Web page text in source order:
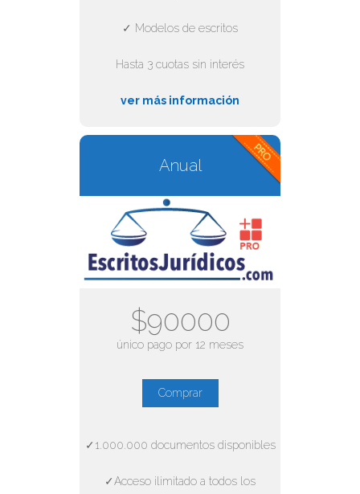
✓ Modelos de escritos
Hasta 3 cuotas sin interés
ver más información
Anual
$90000
único pago por 12 meses
Comprar
✓1.000.000 documentos disponibles
✓Acceso ilimitado a todos los